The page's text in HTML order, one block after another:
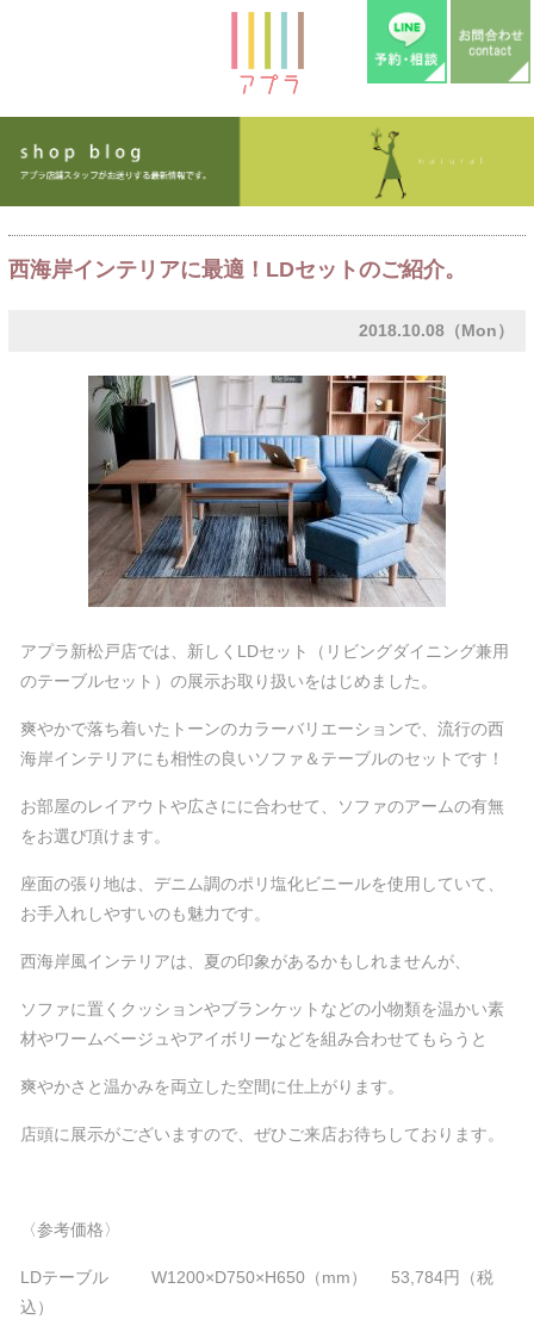
西海岸インテリアに最適！LDセットのご紹介。
2018.10.08（Mon）
アプラ新松戸店では、新しくLDセット（リビングダイニング兼用
のテーブルセット）の展示お取り扱いをはじめました。
爽やかで落ち着いたトーンのカラーバリエーションで、流行の西
海岸インテリアにも相性の良いソファ＆テーブルのセットです！
お部屋のレイアウトや広さにに合わせて、ソファのアームの有無
をお選び頂けます。
座面の張り地は、デニム調のポリ塩化ビニールを使用していて、
お手入れしやすいのも魅力です。
西海岸風インテリアは、夏の印象があるかもしれませんが、
ソファに置くクッションやブランケットなどの小物類を温かい素
材やワームベージュやアイボリーなどを組み合わせてもらうと
爽やかさと温かみを両立した空間に仕上がります。
店頭に展示がございますので、ぜひご来店お待ちしております。
〈参考価格〉
LDテーブル W1200×D750×H650（mm） 53,784円（税
込）